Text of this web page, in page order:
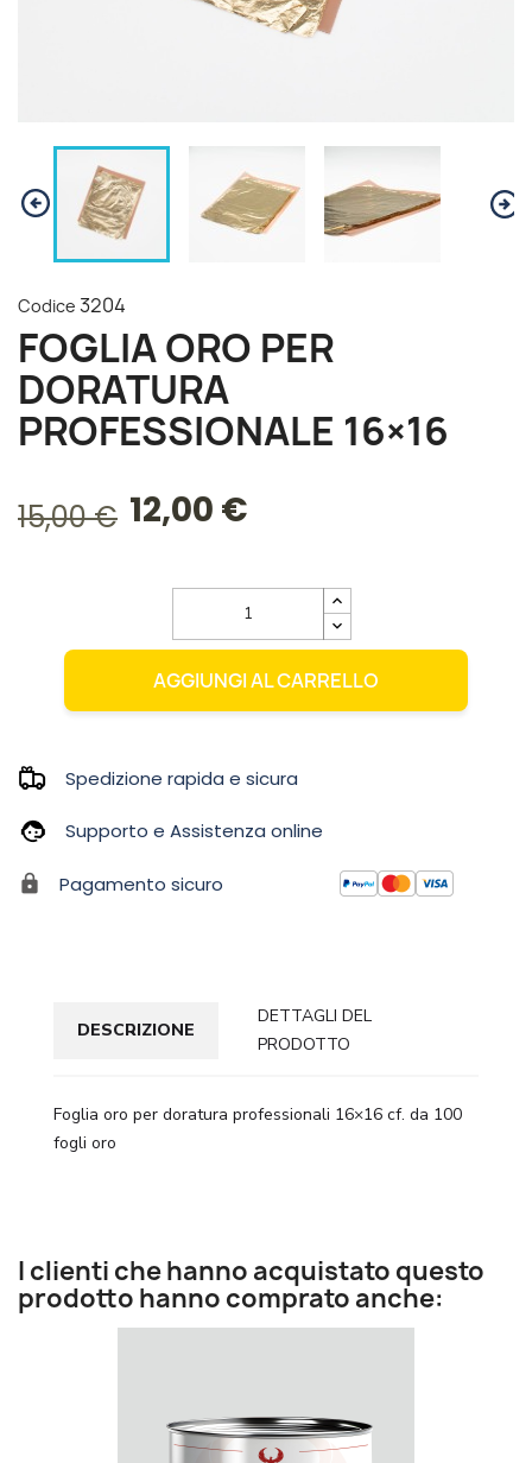
Codice 3204
FOGLIA ORO PER
DORATURA
PROFESSIONALE 16×16
15,00 € 12,00 €
AGGIUNGI AL CARRELLO
Spedizione rapida e sicura
Supporto e Assistenza online
Pagamento sicuro
DESCRIZIONE
DETTAGLI DEL
PRODOTTO
Foglia oro per doratura professionali 16×16 cf. da 100
fogli oro
I clienti che hanno acquistato questo
prodotto hanno comprato anche: